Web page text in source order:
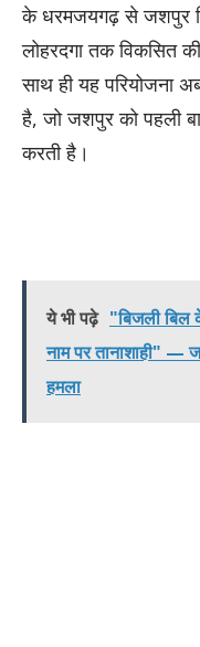
के धरमजयगढ़ से जशपुर
लोहरदगा तक विकसित
साथ ही यह परियोजना
है, जो जशपुर को पहली
करती है।
ये भी पढ़े "बिजली बिल
नाम पर तानाशाही" —
हमला